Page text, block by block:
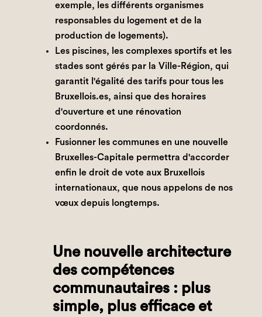
exemple, les différents organismes
responsables du logement et de la
production de logements).
Les piscines, les complexes sportifs et les
stades sont gérés par la Ville-Région, qui
garantit l'égalité des tarifs pour tous les
Bruxellois.es, ainsi que des horaires
d'ouverture et une rénovation
coordonnés.
Fusionner les communes en une nouvelle
Bruxelles-Capitale permettra d'accorder
enfin le droit de vote aux Bruxellois
internationaux, que nous appelons de nos
vœux depuis longtemps.
Une nouvelle architecture
des compétences
communautaires : plus
simple, plus efficace et